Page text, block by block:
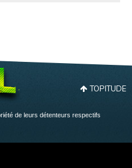
TOPITUDE
de leurs détenteurs respectifs